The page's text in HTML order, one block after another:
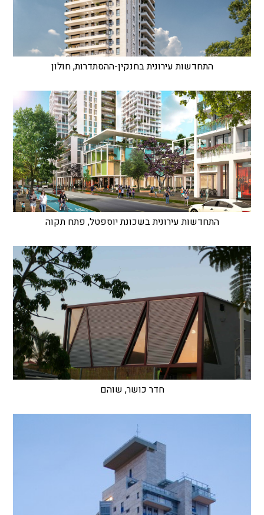
התחדשות עירונית בחנקין-ההסתדרות, חולון
התחדשות עירונית בשכונת יוספטל, פתח תקוה
חדר כושר, שוהם